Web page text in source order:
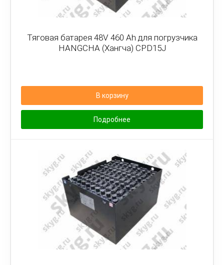
Тяговая батарея 48V 460 Ah для погрузчика
HANGCHA (Хангча) CPD15J
В корзину
Подробнее